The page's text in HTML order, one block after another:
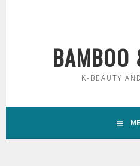
BAMBOO
K-BEAUTY